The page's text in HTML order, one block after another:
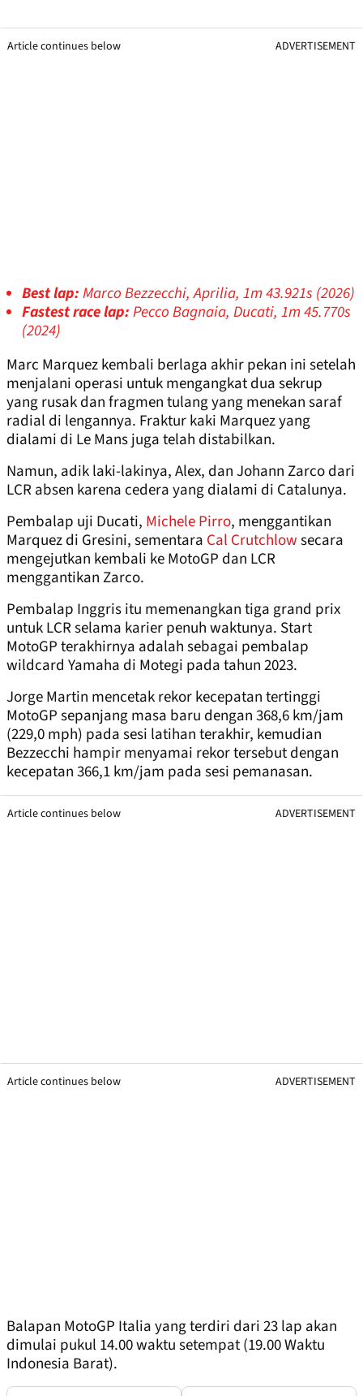
Article continues below ADVERTISEMENT
Best lap:Marco Bezzecchi, Aprilia, 1m 43.921s (2026)
Fastest race lap:Pecco Bagnaia, Ducati, 1m 45.770s
(2024)
Marc Marquez kembali berlaga akhir pekan ini setelah
menjalani operasi untuk mengangkat dua sekrup
yang rusak dan fragmen tulang yang menekan saraf
radial di lengannya. Fraktur kaki Marquez yang
dialami di Le Mans juga telah distabilkan.
Namun, adik laki-lakinya, Alex, dan Johann Zarco dari
LCR absen karena cedera yang dialami di Catalunya.
Pembalap uji Ducati, Michele Pirro, menggantikan
Marquez di Gresini, sementara Cal Crutchlowsecara
mengejutkan kembali ke MotoGP dan LCR
menggantikan Zarco.
Pembalap Inggris itu memenangkan tiga grand prix
untuk LCR selama karier penuh waktunya. Start
MotoGP terakhirnya adalah sebagai pembalap
wildcard Yamaha di Motegi pada tahun 2023.
Jorge Martin mencetak rekor kecepatan tertinggi
MotoGP sepanjang masa baru dengan 368,6 km/jam
(229,0 mph) pada sesi latihan terakhir, kemudian
Bezzecchi hampir menyamai rekor tersebut dengan
kecepatan 366,1 km/jam pada sesi pemanasan.
Article continues below ADVERTISEMENT
Article continues below ADVERTISEMENT
Balapan MotoGP Italia yang terdiri dari 23 lap akan
dimulai pukul 14.00 waktu setempat (19.00 Waktu
Indonesia Barat).